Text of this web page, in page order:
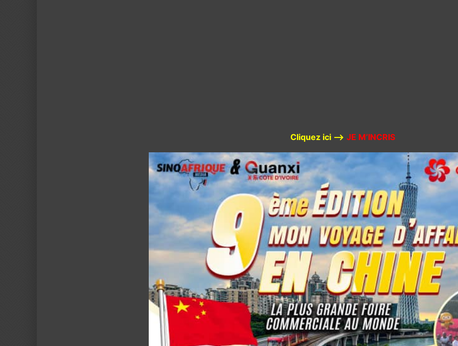
Cliquez ici –> JE M’INCRIS